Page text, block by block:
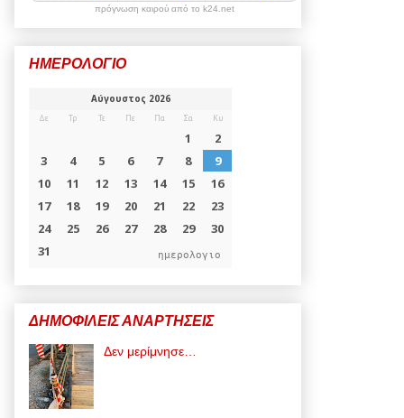
πρόγνωση καιρού από το k24.net
ΗΜΕΡΟΛΟΓΙΟ
ημερολογιο
ΔΗΜΟΦΙΛΕΙΣ ΑΝΑΡΤΗΣΕΙΣ
Δεν μερίμνησε…